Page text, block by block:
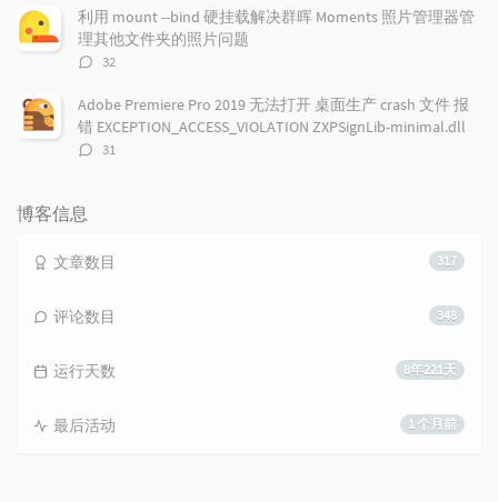
数：
利用 mount --bind 硬挂载解决群晖 Moments 照片管理器管
理其他文件夹的照片问题
评
数：
32
Adobe Premiere Pro 2019 无法打开 桌面生产 crash 文件 报
错 EXCEPTION_ACCESS_VIOLATION ZXPSignLib-minimal.dll
评
31
博客信息
317
文章数目
348
评论数目
8年221天
运行天数
1 个月前
最后活动